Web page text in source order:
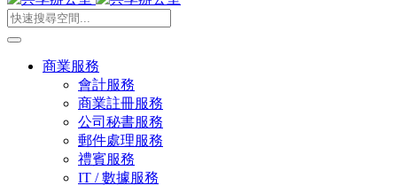
商業服務
會計服務
商業註冊服務
公司秘書服務
郵件處理服務
禮賓服務
IT / 數據服務